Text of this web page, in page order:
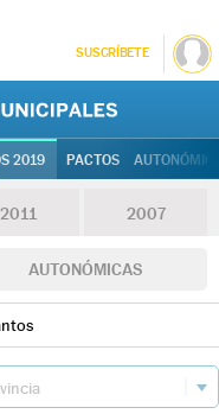
SUSCRÍBETE
2019 PACTOS
2011 2007
AUTONÓMICAS